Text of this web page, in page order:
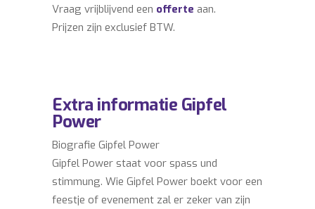
Vraag vrijblijvend een offerte aan.
Prijzen zijn exclusief BTW.
Extra informatie Gipfel
Power
Biografie Gipfel Power
Gipfel Power staat voor spass und
stimmung. Wie Gipfel Power boekt voor een
feestje of evenement zal er zeker van zijn